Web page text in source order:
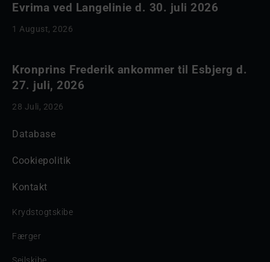
Evrima ved Langelinie d. 30. juli 2026
1 August, 2026
Kronprins Frederik ankommer til Esbjerg d.
27. juli, 2026
28 Juli, 2026
Database
Cookiepolitik
Kontakt
Krydstogtskibe
Færger